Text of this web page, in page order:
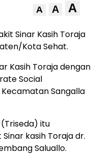
A A A
Sinar Kasih Toraja
Kota Sehat.
Kasih Torajadengan
Social
Sangalla
itu
kasih Toraja dr.
Saluallo.